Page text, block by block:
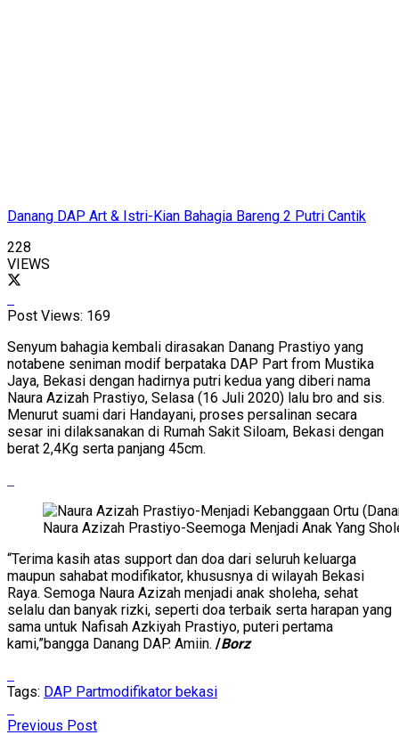
Danang DAP Art & Istri-Kian Bahagia Bareng 2 Putri Cantik
228
VIEWS
Post Views: 169
Senyum bahagia kembali dirasakan Danang Prastiyo yang
notabene seniman modif berpataka DAP Part from Mustika
Jaya, Bekasi dengan hadirnya putri kedua yang diberi nama
Naura Azizah Prastiyo, Selasa (16 Juli 2020) lalu bro and sis.
Menurut suami dari Handayani, proses persalinan secara
sesar ini dilaksanakan di Rumah Sakit Siloam, Bekasi dengan
berat 2,4Kg serta panjang 45cm.
Naura Azizah Prastiyo-Seemoga Menjadi Anak Yang
“Terima kasih atas support dan doa dari seluruh keluarga
maupun sahabat modifikator, khususnya di wilayah Bekasi
Raya. Semoga Naura Azizah menjadi anak sholeha, sehat
selalu dan banyak rizki, seperti doa terbaik serta harapan yang
sama untuk Nafisah Azkiyah Prastiyo, puteri pertama
kami,”bangga Danang DAP. Amiin. /Borz
Tags: DAP Partmodifikator bekasi
Previous Post